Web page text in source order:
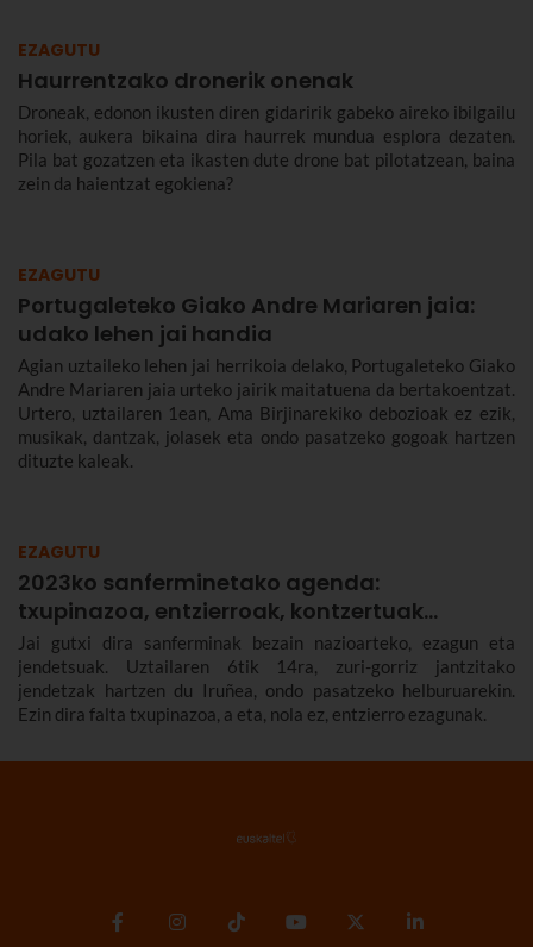
EZAGUTU
Haurrentzako dronerik onenak
Droneak, edonon ikusten diren gidaririk gabeko aireko ibilgailu
horiek, aukera bikaina dira haurrek mundua esplora dezaten.
Pila bat gozatzen eta ikasten dute drone bat pilotatzean, baina
zein da haientzat egokiena?
EZAGUTU
Portugaleteko Giako Andre Mariaren jaia:
udako lehen jai handia
Agian uztaileko lehen jai herrikoia delako, Portugaleteko Giako
Andre Mariaren jaia urteko jairik maitatuena da bertakoentzat.
Urtero, uztailaren 1ean, Ama Birjinarekiko debozioak ez ezik,
musikak, dantzak, jolasek eta ondo pasatzeko gogoak hartzen
dituzte kaleak.
EZAGUTU
2023ko sanferminetako agenda:
txupinazoa, entzierroak, kontzertuak…
Jai gutxi dira sanferminak bezain nazioarteko, ezagun eta
jendetsuak. Uztailaren 6tik 14ra, zuri-gorriz jantzitako
jendetzak hartzen du Iruñea, ondo pasatzeko helburuarekin.
Ezin dira falta txupinazoa, a eta, nola ez, entzierro ezagunak.